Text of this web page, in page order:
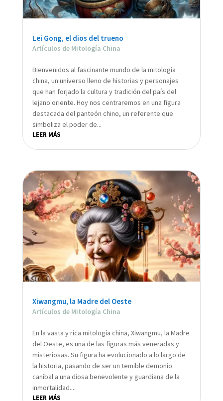
Lei Gong, el dios del trueno
Artículos de Mitología China
Bienvenidos al fascinante mundo de la mitología
china, un universo lleno de historias y personajes
que han forjado la cultura y tradición del país del
lejano oriente. Hoy nos centraremos en una figura
destacada del panteón chino, un referente que
simboliza el poder de...
LEER MÁS
Xiwangmu, la Madre del Oeste
Artículos de Mitología China
En la vasta y rica mitología china, Xiwangmu, la Madre
del Oeste, es una de las figuras más veneradas y
misteriosas. Su figura ha evolucionado a lo largo de
la historia, pasando de ser un temible demonio
caníbal a una diosa benevolente y guardiana de la
inmortalidad....
LEER MÁS